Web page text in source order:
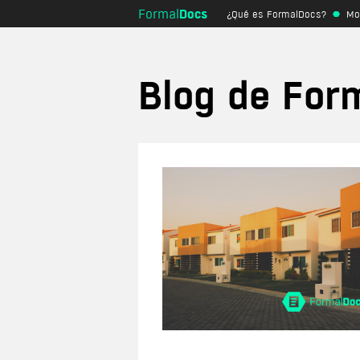
FormalDocs ¿Qué es FormalDocs?
Compraventa de dominio
Cesión de datos personales
Tratamiento de datos
Contrato de agencia
Contrato de constitución de
sociedad civil
Contrato de compraventa
mercantil
Alquiler de
duración
Alquiler de
comercial
Blog de